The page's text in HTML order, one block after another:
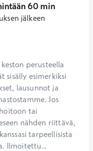
60 min
jälkeen
perusteella
sisälly esimerkiksi
lausunnot ja
Jos
tai
nähden riittävä,
tarpeellisista
Ilmoitettu...